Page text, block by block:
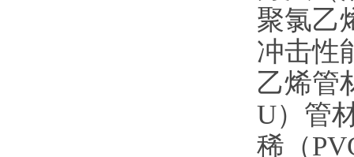
聚氯乙
冲击性
乙烯管
U）管
稀（